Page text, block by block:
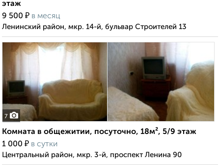
этаж
9 500 ₽ в месяц
Ленинский район, мкр. 14-й, бульвар Строителей 13
7
Комната в общежитии, посуточно, 18м², 5/9 этаж
1 000 ₽ в сутки
Центральный район, мкр. 3-й, проспект Ленина 90